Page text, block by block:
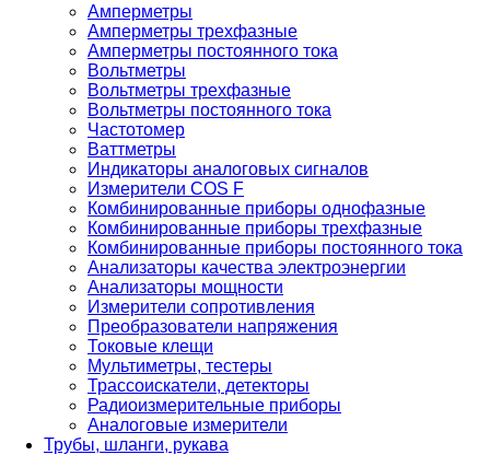
Амперметры
Амперметры трехфазные
Амперметры постоянного тока
Вольтметры
Вольтметры трехфазные
Вольтметры постоянного тока
Частотомер
Ваттметры
Индикаторы аналоговых сигналов
Измерители COS F
Комбинированные приборы однофазные
Комбинированные приборы трехфазные
Комбинированные приборы постоянного тока
Анализаторы качества электроэнергии
Анализаторы мощности
Измерители сопротивления
Преобразователи напряжения
Токовые клещи
Мультиметры, тестеры
Трассоискатели, детекторы
Радиоизмерительные приборы
Аналоговые измерители
Трубы, шланги, рукава